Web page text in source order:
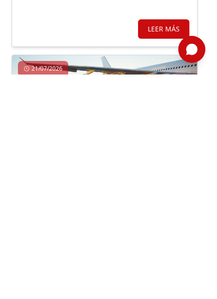
LEER MÁS
21/07/2026